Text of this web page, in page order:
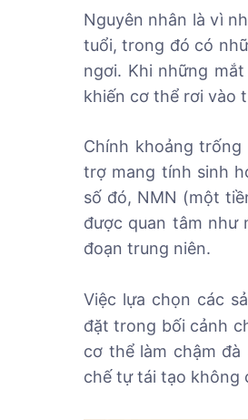
Nguyên nhân là vì
tuổi, trong đó có
ngơi. Khi những
khiến cơ thể rơi vào
Chính khoảng
trợ mang tính sinh
số đó, NMN (một
được quan tâm như
đoạn trung niên.
Việc lựa chọn các
đặt trong bối cảnh
cơ thể làm chậm
chế tự tái tạo không